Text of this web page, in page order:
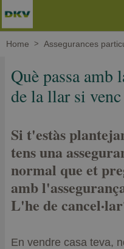
Home Assegurances
Què passa amb
de la llar si venc
Si t'estàs
tens una
normal que et
amb
L'he de
En vendre casa teva,